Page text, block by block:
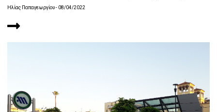
Ηλίας Παπαγεωργίου- 08/04/2022